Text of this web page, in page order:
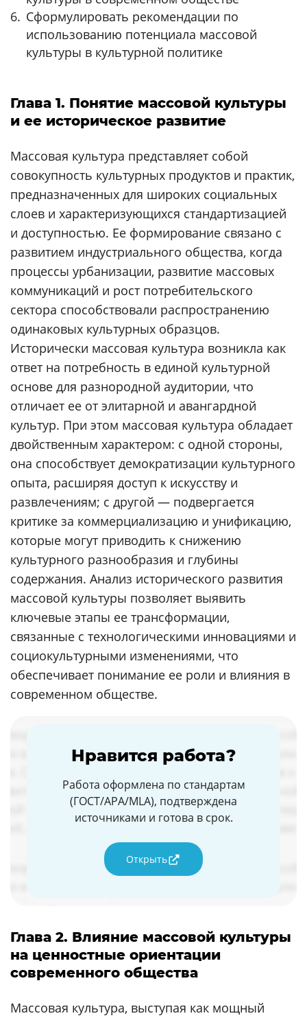
Сформулировать рекомендации по
использованию потенциала массовой
культуры в культурной политике
Глава 1. Понятие массовой культуры
и ее историческое развитие
Массовая культура представляет собой
совокупность культурных продуктов и практик,
предназначенных для широких социальных
слоев и характеризующихся стандартизацией
и доступностью. Ее формирование связано с
развитием индустриального общества, когда
процессы урбанизации, развитие массовых
коммуникаций и рост потребительского
сектора способствовали распространению
одинаковых культурных образцов.
Исторически массовая культура возникла как
ответ на потребность в единой культурной
основе для разнородной аудитории, что
отличает ее от элитарной и авангардной
культур. При этом массовая культура обладает
двойственным характером: с одной стороны,
она способствует демократизации культурного
опыта, расширяя доступ к искусству и
развлечениям; с другой — подвергается
критике за коммерциализацию и унификацию,
которые могут приводить к снижению
культурного разнообразия и глубины
содержания. Анализ исторического развития
массовой культуры позволяет выявить
ключевые этапы ее трансформации,
связанные с технологическими инновациями и
социокультурными изменениями, что
обеспечивает понимание ее роли и влияния в
современном обществе.
Нравится работа?
Работа оформлена по стандартам
(ГОСТ/APA/MLA), подтверждена
источниками и готова в срок.
Открыть
Глава 2. Влияние массовой культуры
на ценностные ориентации
современного общества
Массовая культура, выступая как мощный